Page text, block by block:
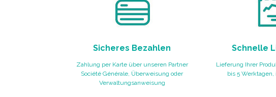
Sicheres Bezahlen
Zahlung per Karte über unseren Partner
Société Générale, Überweisung oder
Verwaltungsanweisung
Schnelle
Lieferung Ihrer
bis 5 Werktagen,